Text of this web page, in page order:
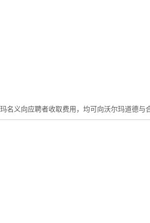
名义向应聘者收取费用，均可向沃尔玛道德与